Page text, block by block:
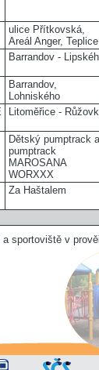
ulice Přítkovská,
Areál Anger, Teplice
Barrandov -
Barrandov,
Lohniského
Litoměřice -
Dětský pumptrack a
pumptrack
MAROSANA
WORXXX
Za Haštalem
sportoviště v